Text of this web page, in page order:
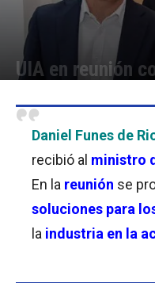
UIA en reunión
Daniel Funes de
recibió al ministro
En la reunión se
soluciones para
la industria en la